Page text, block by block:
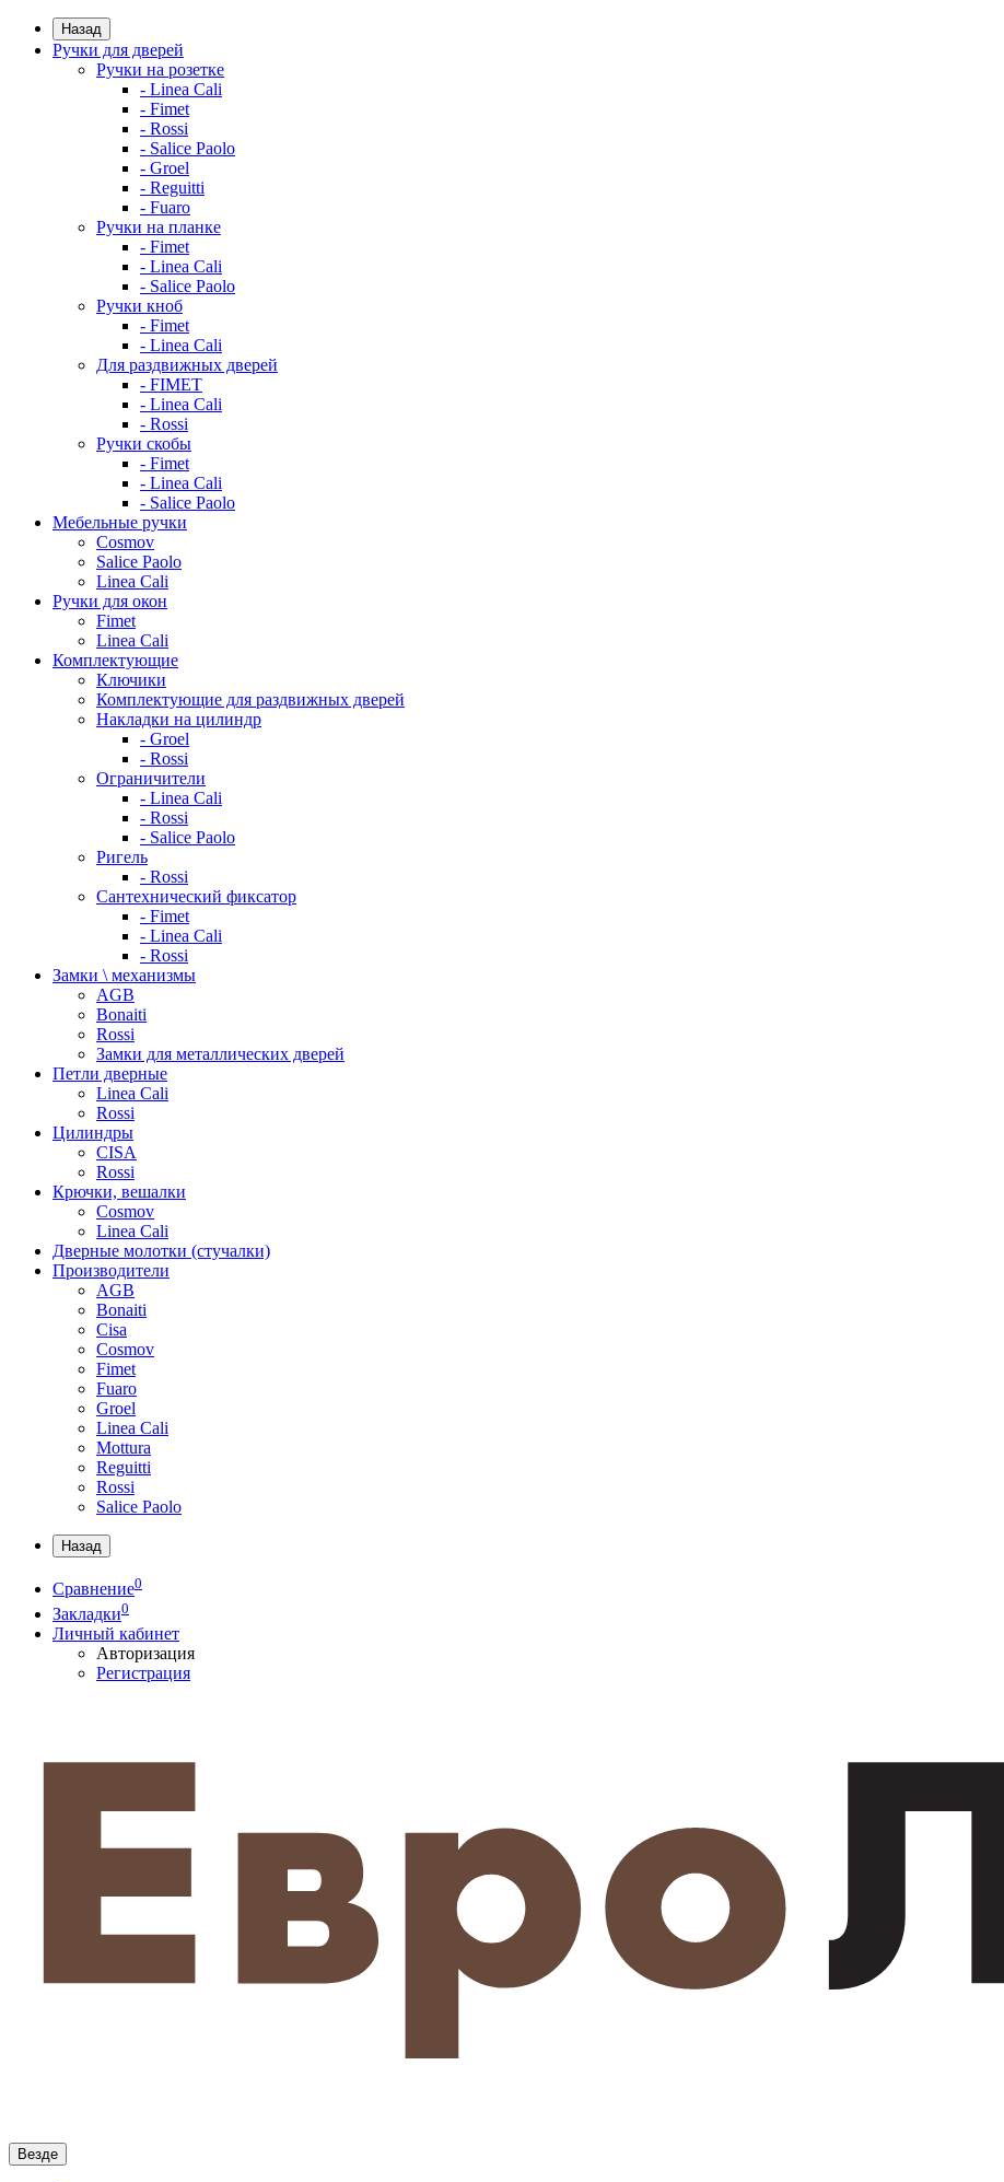
Назад
Ручки для дверей
Ручки на розетке
- Linea Cali
- Fimet
- Rossi
- Salice Paolo
- Groel
- Reguitti
- Fuaro
Ручки на планке
- Fimet
- Linea Cali
- Salice Paolo
Ручки кноб
- Fimet
- Linea Cali
Для раздвижных дверей
- FIMET
- Linea Cali
- Rossi
Ручки скобы
- Fimet
- Linea Cali
- Salice Paolo
Мебельные ручки
Cosmov
Salice Paolo
Linea Cali
Ручки для окон
Fimet
Linea Cali
Комплектующие
Ключики
Комплектующие для раздвижных дверей
Накладки на цилиндр
- Groel
- Rossi
Ограничители
- Linea Cali
- Rossi
- Salice Paolo
Ригель
- Rossi
Сантехнический фиксатор
- Fimet
- Linea Cali
- Rossi
Замки \ механизмы
AGB
Bonaiti
Rossi
Замки для металлических дверей
Петли дверные
Linea Cali
Rossi
Цилиндры
CISA
Rossi
Крючки, вешалки
Cosmov
Linea Cali
Дверные молотки (стучалки)
Производители
AGB
Bonaiti
Cisa
Cosmov
Fimet
Fuaro
Groel
Linea Cali
Mottura
Reguitti
Rossi
Salice Paolo
Назад
Сравнение0
Закладки0
Личный кабинет
Авторизация
Регистрация
Везде